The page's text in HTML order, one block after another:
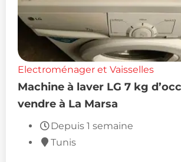
Electroménager et Vaisselles
Machine à laver LG 7 kg
vendre à La Marsa
Depuis 1 semaine
Tunis